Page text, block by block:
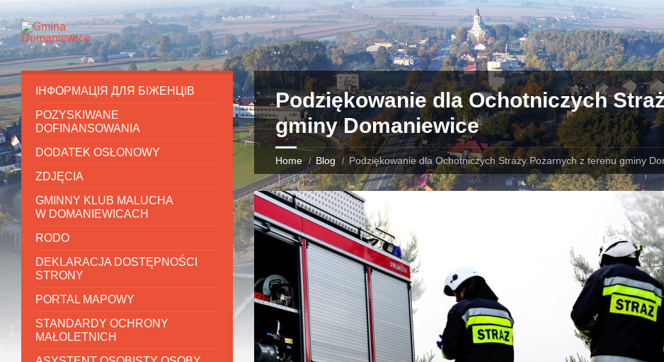
Podziękowanie dla Ochotniczych
gminy Domaniewice
Home Blog Podziękowanie dla Ochotniczych Straży Pożarnych z terenu gminy
ІНФОРМАЦІЯ ДЛЯ БІЖЕНЦІВ
POZYSKIWANE
DOFINANSOWANIA
DODATEK OSŁONOWY
ZDJĘCIA
GMINNY KLUB MALUCHA
W DOMANIEWICACH
RODO
DEKLARACJA DOSTĘPNOŚCI
STRONY
PORTAL MAPOWY
STANDARDY OCHRONY
MAŁOLETNICH